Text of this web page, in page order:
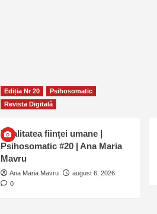
Ediția Nr 20
Psihosomatic
Revista Digitală
Dualitatea ființei umane |
Psihosomatic #20 | Ana Maria
Mavru
Ana Maria Mavru
august 6, 2026
0